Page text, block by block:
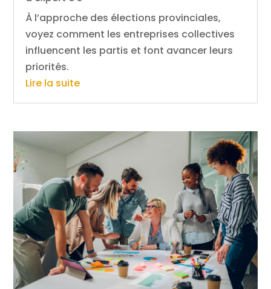
À l’approche des élections provinciales,
voyez comment les entreprises collectives
influencent les partis et font avancer leurs
priorités.
Lire la suite